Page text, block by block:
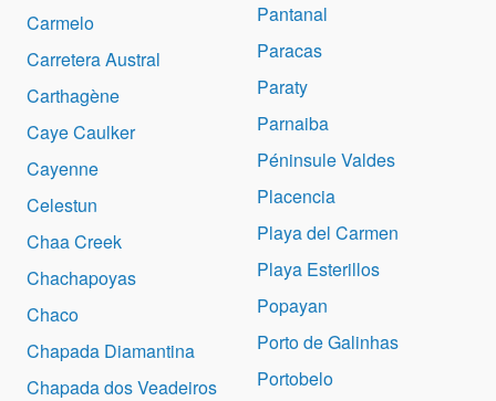
Carmelo
Carretera Austral
Carthagène
Caye Caulker
Cayenne
Celestun
Chaa Creek
Chachapoyas
Chaco
Chapada Diamantina
Chapada dos Veadeiros
Pantanal
Paracas
Paraty
Parnaiba
Péninsule Valdes
Placencia
Playa del Carmen
Playa Esterillos
Popayan
Porto de Galinhas
Portobelo